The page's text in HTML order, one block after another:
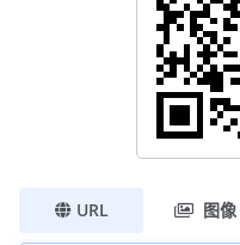
URL 图像